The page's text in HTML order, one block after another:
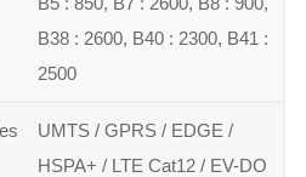
B38 : 2600, B40 : 2300, B41 :
2500
UMTS / GPRS / EDGE /
HSPA+ / LTE Cat12 / EV-DO